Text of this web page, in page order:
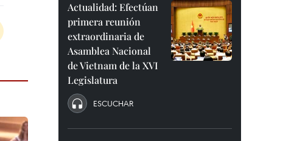
Actualidad: Efectúan
primera reunión
extraordinaria de
Asamblea Nacional
de Vietnam de la XVI
Legislatura
ESCUCHAR